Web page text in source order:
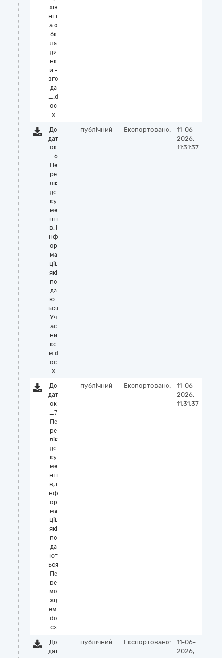
хів
ні т
а о
бк
ла
ди
нк
и -
зго
да
_.d
oc
x
До
дат
ок
_6
Пе
ре
лік
до
ку
ме
нті
в, і
нф
ор
ма
ції,
які
по
да
ют
ься
Уч
ас
ни
ко
м.d
oc
x
публічний Експортовано:
11-06-
2026,
11:31:37
До
дат
ок
_7
Пе
ре
лік
до
ку
ме
нті
в, і
нф
ор
ма
ції,
які
по
да
ют
ься
Пе
ре
мо
жц
ем.
do
cx
публічний Експортовано:
11-06-
2026,
11:31:37
До
дат
публічний Експортовано:
11-06-
2026,